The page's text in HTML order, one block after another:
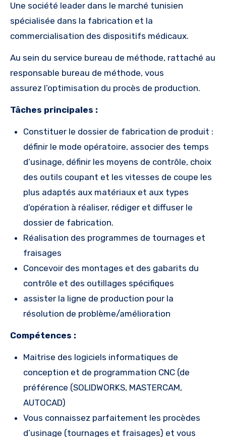
Une société leader dans le marché tunisien
spécialisée dans la fabrication et la
commercialisation des dispositifs médicaux.
Au sein du service bureau de méthode, rattaché au
responsable bureau de méthode, vous
assurez l’optimisation du procès de production.
Tâches principales :
Constituer le dossier de fabrication de produit :
définir le mode opératoire, associer des temps
d’usinage, définir les moyens de contrôle, choix
des outils coupant et les vitesses de coupe les
plus adaptés aux matériaux et aux types
d’opération à réaliser, rédiger et diffuser le
dossier de fabrication.
Réalisation des programmes de tournages et
fraisages
Concevoir des montages et des gabarits du
contrôle et des outillages spécifiques
assister la ligne de production pour la
résolution de problème/amélioration
Compétences :
Maitrise des logiciels informatiques de
conception et de programmation CNC (de
préférence (SOLIDWORKS, MASTERCAM,
AUTOCAD)
Vous connaissez parfaitement les procèdes
d’usinage (tournages et fraisages) et vous